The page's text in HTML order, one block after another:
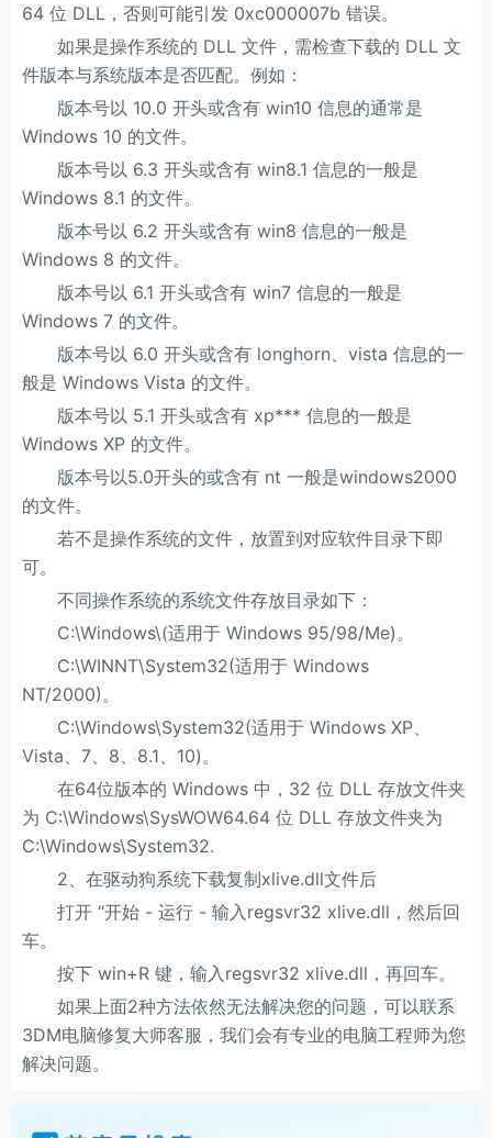
64 位 DLL，否则可能引发 0xc000007b 错误。
如果是操作系统的 DLL 文件，需检查下载的 DLL 文
件版本与系统版本是否匹配。例如：
版本号以 10.0 开头或含有 win10 信息的通常是
Windows 10 的文件。
版本号以 6.3 开头或含有 win8.1 信息的一般是
Windows 8.1 的文件。
版本号以 6.2 开头或含有 win8 信息的一般是
Windows 8 的文件。
版本号以 6.1 开头或含有 win7 信息的一般是
Windows 7 的文件。
版本号以 6.0 开头或含有 longhorn、vista 信息的一
般是 Windows Vista 的文件。
版本号以 5.1 开头或含有 xp*** 信息的一般是
Windows XP 的文件。
版本号以5.0开头的或含有 nt 一般是windows2000
的文件。
若不是操作系统的文件，放置到对应软件目录下即
可。
不同操作系统的系统文件存放目录如下：
C:\Windows\(适用于 Windows 95/98/Me)。
C:\WINNT\System32(适用于 Windows
NT/2000)。
C:\Windows\System32(适用于 Windows XP、
Vista、7、8、8.1、10)。
在64位版本的 Windows 中，32 位 DLL 存放文件夹
为 C:\Windows\SysWOW64.64 位 DLL 存放文件夹为
C:\Windows\System32.
2、在驱动狗系统下载复制xlive.dll文件后
打开 “开始 - 运行 - 输入regsvr32 xlive.dll，然后回
车。
按下 win+R 键，输入regsvr32 xlive.dll，再回车。
如果上面2种方法依然无法解决您的问题，可以联系
3DM电脑修复大师客服，我们会有专业的电脑工程师为您
解决问题。